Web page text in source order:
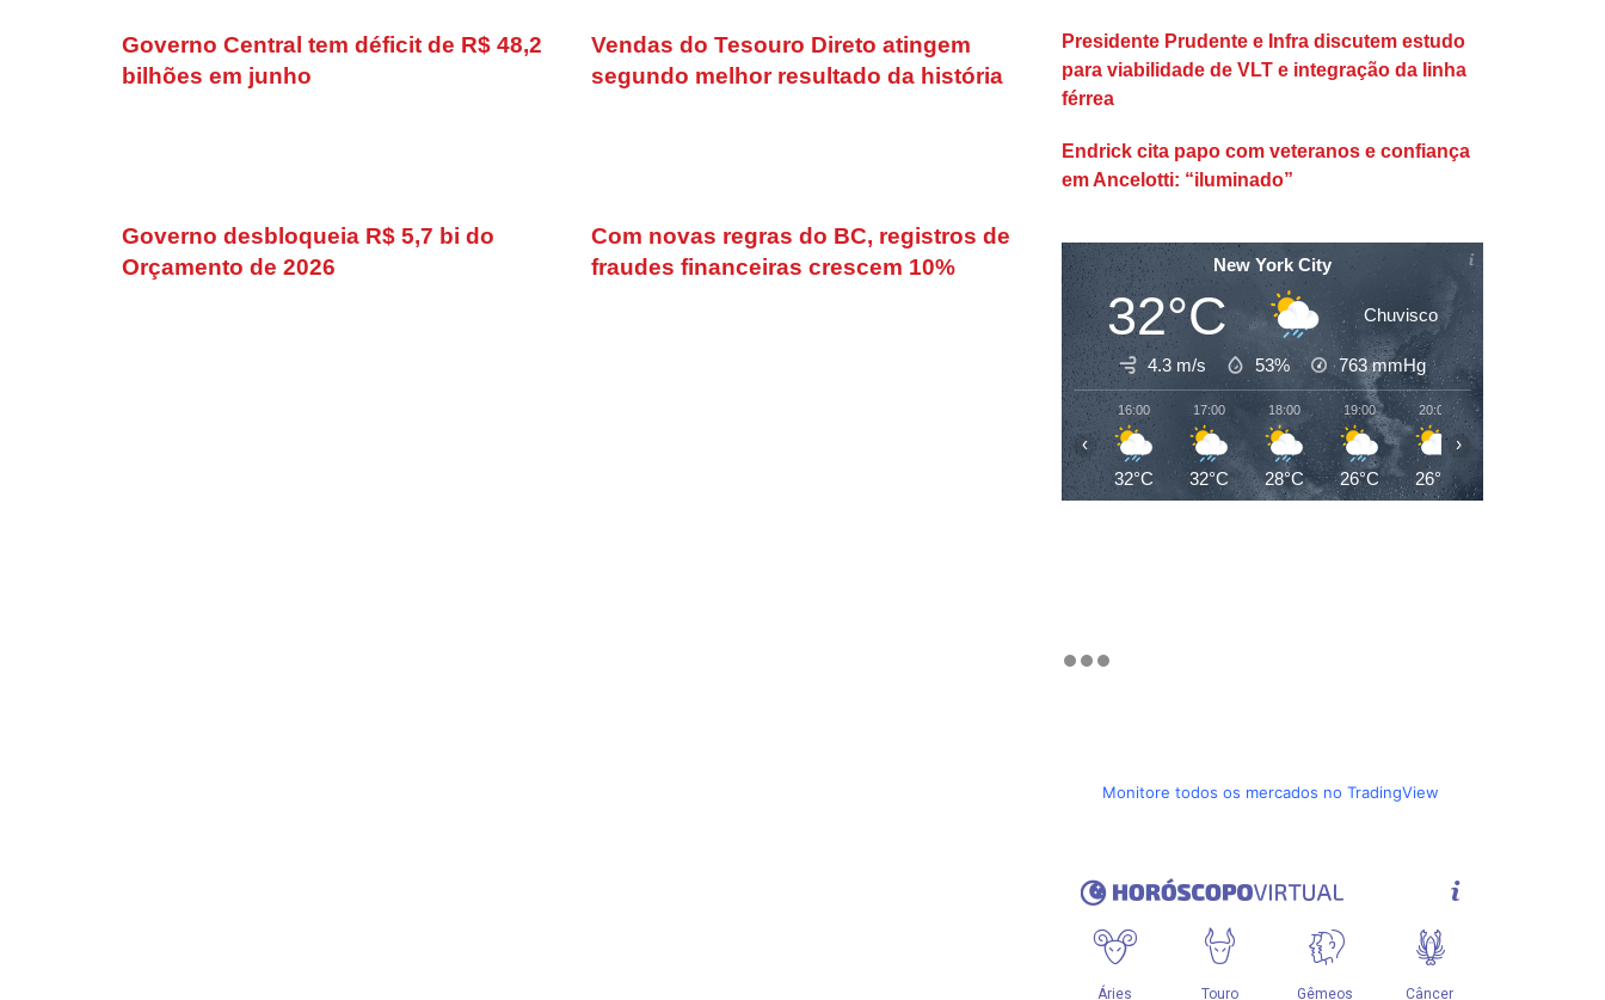
Governo Central tem déficit de R$ 48,2
bilhões em junho
Vendas do Tesouro Direto atingem
segundo melhor resultado da história
Governo desbloqueia R$ 5,7 bi do
Orçamento de 2026
Com novas regras do BC, registros de
fraudes financeiras crescem 10%
Presidente Prudente e Infra discutem estudo
para viabilidade de VLT e integração da linha
férrea
Endrick cita papo com veteranos e confiança
em Ancelotti: “iluminado”
New York City
32°C Chuvisco
4.3 m/s 53% 763mmHg
16:00
32°C
17:00
32°C
18:00
28°C
19:00
26°C
20:00
26°C
‹ ›
Monitore todos os mercados no TradingView